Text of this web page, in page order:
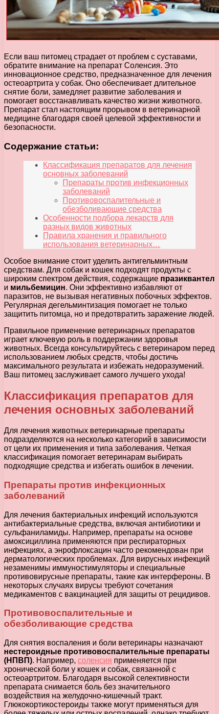
Если ваш питомец страдает от проблем с суставами,
обратите внимание на препарат Соленсия. Это
инновационное средство, предназначенное для лечения
остеоартрита у собак. Оно обеспечивает длительное
снятие боли, замедляет развитие заболевания и
помогает восстанавливать качество жизни животного.
Препарат стал настоящим прорывом в ветеринарной
медицине благодаря своей целевой эффективности и
безопасности.
Содержание статьи:
Классификация препаратов для лечения
основных заболеваний
Препараты против инфекционных
заболеваний
Противовоспалительные и
обезболивающие средства
Особенности подбора лекарств для
разных видов животных
Правила хранения и правильного
использования ветеринарных…
Особое внимание стоит уделить антигельминтным
средствам. Для собак и кошек подходят продукты с
широким спектром действия, содержащие празиквантел
и мильбемицин. Они эффективно избавляют от
паразитов, не вызывая негативных побочных эффектов.
Регулярная дегельминтизация помогает не только
защитить питомца, но и предотвратить заражение людей.
Правильное применение ветеринарных препаратов
играет ключевую роль в поддержании здоровья
животных. Всегда консультируйтесь с ветеринаром перед
использованием любых средств, чтобы достичь
максимального результата и избежать недоразумений.
Ваш питомец заслуживает самого лучшего ухода!
Классификация препаратов для
лечения основных заболеваний
Для лечения животных ветеринарные препараты
подразделяются на несколько категорий в зависимости
от цели их применения и типа заболевания. Четкая
классификация помогает ветеринарам выбирать
подходящие средства и избегать ошибок в лечении.
Препараты против инфекционных
заболеваний
Для лечения бактериальных инфекций используются
антибактериальные средства, включая антибиотики и
сульфаниламиды. Например, препараты на основе
амоксициллина применяются при респираторных
инфекциях, а энрофлоксацин часто рекомендован при
дерматологических проблемах. Для вирусных инфекций
незаменимы иммуностимуляторы и специальные
противовирусные препараты, такие как интерфероны. В
некоторых случаях вирусы требуют сочетания
медикаментов с вакцинацией для защиты от рецидивов.
Противовоспалительные и
обезболивающие средства
Для снятия воспаления и боли ветеринары назначают
нестероидные противовоспалительные препараты
(НПВП). Например, соленсия применяется при
хронической боли у кошек и собак, связанной с
остеоартритом. Благодаря высокой селективности
препарата снимается боль без значительного
воздействия на желудочно-кишечный тракт.
Глюкокортикостероиды также могут применяться для